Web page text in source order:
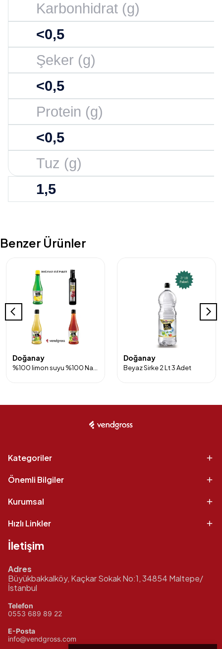
Karbonhidrat (g)
<0,5
Şeker (g)
<0,5
Protein (g)
<0,5
Tuz (g)
1,5
Benzer Ürünler
Doğanay Doğanay
Beyaz Sirke 2 Lt 3 Adet
Kategoriler
Önemli Bilgiler
Kurumsal
Hızlı Linkler
İletişim
Adres
Büyükbakkalköy, Kaçkar Sokak No:1, 34854 Maltepe/
İstanbul
Telefon
0553 689 89 22
E-Posta
info@vendgross.com